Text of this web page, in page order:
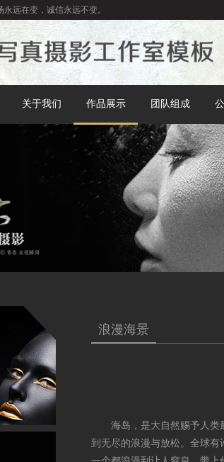
远在变，诚信永远不变。
关于我们 作品展示 团队组成
浪漫海景
海岛，是大自然赐予人类最
到无尽的浪漫与放松。全球